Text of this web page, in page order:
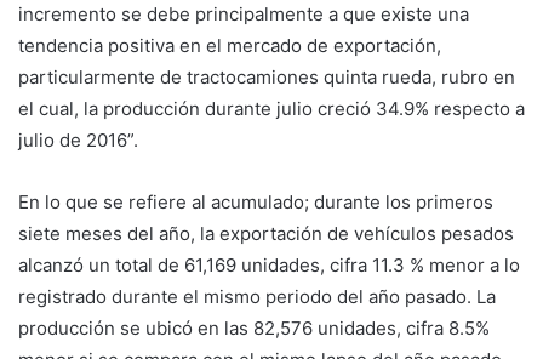
incremento se debe principalmente a que existe una
tendencia positiva en el mercado de exportación,
particularmente de tractocamiones quinta rueda, rubro en
el cual, la producción durante julio creció 34.9% respecto a
julio de 2016”.
En lo que se refiere al acumulado; durante los primeros
siete meses del año, la exportación de vehículos pesados
alcanzó un total de 61,169 unidades, cifra 11.3 % menor a lo
registrado durante el mismo periodo del año pasado. La
producción se ubicó en las 82,576 unidades, cifra 8.5%